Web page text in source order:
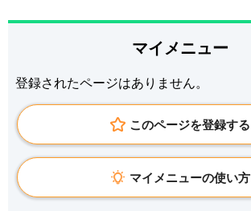
マイメニュー
登録されたページはありません。
このページを登録する
マイメニューの使い方